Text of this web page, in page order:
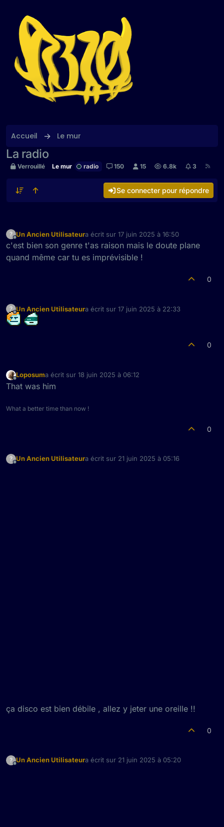
Accueil Le mur
La radio
Verrouillé Le mur radio 150 15 6.8k 3
Se connecter pour répondre
?
Hors-ligne
Un Ancien Utilisateura écrit sur 17 juin 2025 à 16:50
dernière édition par
c'est bien son genre t'as raison mais le doute plane
quand même car tu es imprévisible !
0
?
Hors-ligne
Un Ancien Utilisateura écrit sur 17 juin 2025 à 22:33
dernière édition par
0
Hors-ligne
Loposuma écrit sur 18 juin 2025 à 06:12
dernière édition par
That was him
What a better time than now !
0
? Un Ancien Utilisateura écrit sur 21 juin 2025 à 05:16
dernière édition par
ça disco est bien débile , allez y jeter une oreille !!
0
? Un Ancien Utilisateura écrit sur 21 juin 2025 à 05:20
dernière édition par